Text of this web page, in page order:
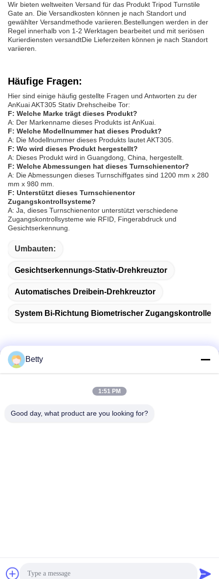
Wir bieten weltweiten Versand für das Produkt Tripod Turnstile
Gate an. Die Versandkosten können je nach Standort und
gewählter Versandmethode variieren.Bestellungen werden in der
Regel innerhalb von 1-2 Werktagen bearbeitet und mit seriösen
Kurierdiensten versandtDie Lieferzeiten können je nach Standort
variieren.
Häufige Fragen:
Hier sind einige häufig gestellte Fragen und Antworten zu der
AnKuai AKT305 Stativ Drehscheibe Tor:
F: Welche Marke trägt dieses Produkt?
A: Der Markenname dieses Produkts ist AnKuai.
F: Welche Modellnummer hat dieses Produkt?
A: Die Modellnummer dieses Produkts lautet AKT305.
F: Wo wird dieses Produkt hergestellt?
A: Dieses Produkt wird in Guangdong, China, hergestellt.
F: Welche Abmessungen hat dieses Turnschienentor?
A: Die Abmessungen dieses Turnschiffgates sind 1200 mm x 280
mm x 980 mm.
F: Unterstützt dieses Turnschienentor
Zugangskontrollsysteme?
A: Ja, dieses Turnschienentor unterstützt verschiedene
Zugangskontrollsysteme wie RFID, Fingerabdruck und
Gesichtserkennung.
Umbauten:
Gesichtserkennungs-Stativ-Drehkreuztor
Automatisches Dreibein-Drehkreuztor
System Bi-Richtung Biometrischer Zugangskontrolle
Schnelle Kontaktaufnahme
Nr. 106-, Südstraße Tangtian, Tangxia-Stadt, Dongguan,
Guangdong Ankuai Intelligent Technology Co., Ltd. . Alle Rechte
Betty
1:51 PM
Good day, what product are you looking for?